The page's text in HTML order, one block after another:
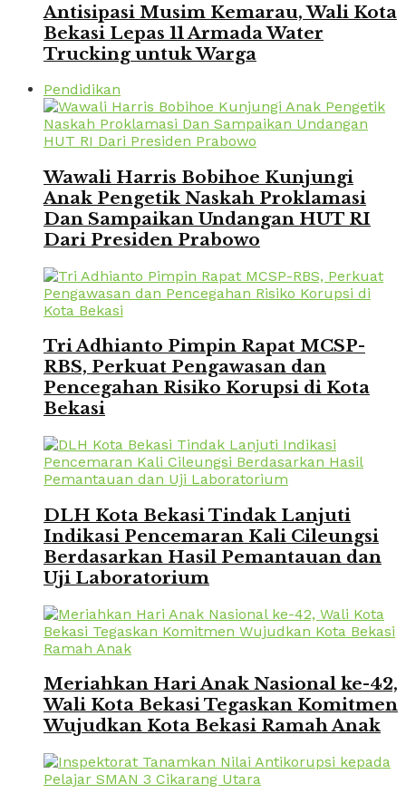
Antisipasi Musim Kemarau, Wali Kota
Bekasi Lepas 11 Armada Water
Trucking untuk Warga
Pendidikan
Wawali Harris Bobihoe Kunjungi
Anak Pengetik Naskah Proklamasi
Dan Sampaikan Undangan HUT RI
Dari Presiden Prabowo
Tri Adhianto Pimpin Rapat MCSP-
RBS, Perkuat Pengawasan dan
Pencegahan Risiko Korupsi di Kota
Bekasi
DLH Kota Bekasi Tindak Lanjuti
Indikasi Pencemaran Kali Cileungsi
Berdasarkan Hasil Pemantauan dan
Uji Laboratorium
Meriahkan Hari Anak Nasional ke-42,
Wali Kota Bekasi Tegaskan Komitmen
Wujudkan Kota Bekasi Ramah Anak